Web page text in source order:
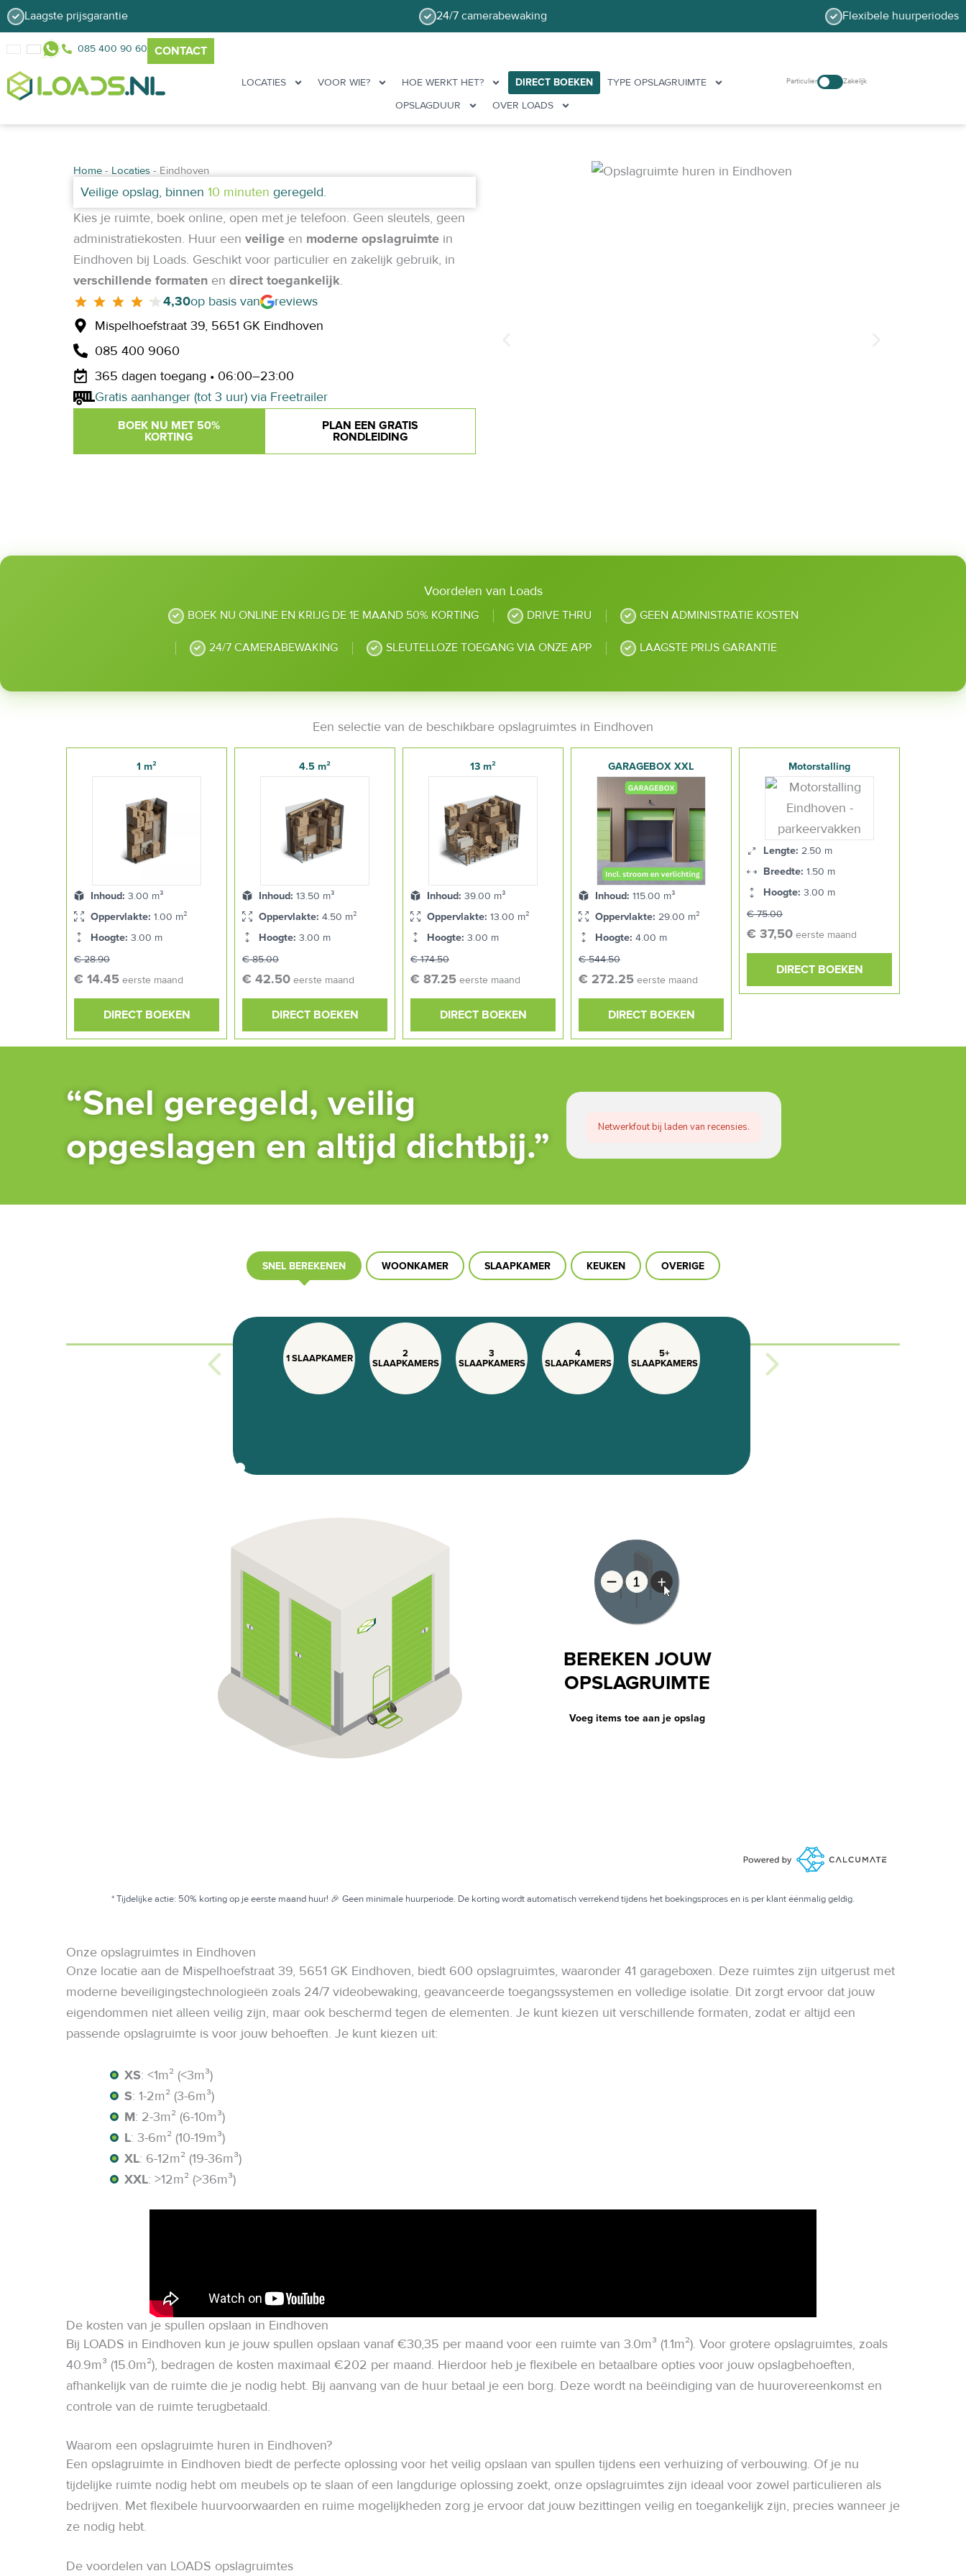
Ga
naar
inhoud
Laagste prijsgarantie 24/7 camerabewaking Flexibele huurperiodes
085 400 90 60 CONTACT
LOCATIES VOOR WIE? HOE WERKT HET? DIRECT BOEKEN
TYPE OPSLAGRUIMTE
OPSLAGDUUR
OVER LOADS
Particulier Zakelijk
Home - Locaties - Eindhoven
Veilige opslag, binnen 10 minuten geregeld.
Kies je ruimte, boek online, open met je telefoon. Geen sleutels, geen
administratiekosten. Huur een veilige en moderne opslagruimte in
Eindhoven bij Loads. Geschikt voor particulier en zakelijk gebruik, in
verschillende formaten en direct toegankelijk.
4,30op basis van
reviews
Mispelhoefstraat 39, 5651 GK Eindhoven
085 400 9060
365 dagen toegang • 06:00–23:00
Gratis aanhanger (tot 3 uur) via Freetrailer
BOEK NU MET 50%
KORTING
PLAN EEN GRATIS
RONDLEIDING
Voordelen van Loads
BOEK NU ONLINE EN KRIJG DE 1E MAAND 50% KORTING DRIVE THRU GEEN ADMINISTRATIE KOSTEN
24/7 CAMERABEWAKING SLEUTELLOZE TOEGANG VIA ONZE APP LAAGSTE PRIJS GARANTIE
Een selectie van de beschikbare opslagruimtes in Eindhoven
1 m²
Inhoud: 3.00 m³
Oppervlakte: 1.00 m²
Hoogte: 3.00 m
€ 28.90
€ 14.45 eerste maand
DIRECT BOEKEN
4.5 m²
Inhoud: 13.50 m³
Oppervlakte: 4.50 m²
Hoogte: 3.00 m
€ 85.00
€ 42.50 eerste maand
DIRECT BOEKEN
13 m²
Inhoud: 39.00 m³
Oppervlakte: 13.00 m²
Hoogte: 3.00 m
€ 174.50
€ 87.25 eerste maand
DIRECT BOEKEN
GARAGEBOX XXL
Inhoud: 115.00 m³
Oppervlakte: 29.00 m²
Hoogte: 4.00 m
€ 544.50
€ 272.25 eerste maand
DIRECT BOEKEN
Motorstalling
Lengte: 2.50 m
Breedte: 1.50 m
Hoogte: 3.00 m
€ 75.00
€ 37,50 eerste maand
DIRECT BOEKEN
“Snel geregeld, veilig
opgeslagen en altijd dichtbij.”
Netwerkfout bij laden van recensies.
SNEL BEREKENEN WOONKAMER SLAAPKAMER KEUKEN OVERIGE
1 SLAAPKAMER
2
SLAAPKAMERS
3
SLAAPKAMERS
4
SLAAPKAMERS
5+
SLAAPKAMERS
BEREKEN JOUW
OPSLAGRUIMTE
Voeg items toe aan je opslag
* Tijdelijke actie: 50% korting op je eerste maand huur! 🎉 Geen minimale huurperiode. De korting wordt automatisch verrekend tijdens het boekingsproces en is per klant éénmalig geldig.
Onze opslagruimtes in Eindhoven
Onze locatie aan de Mispelhoefstraat 39, 5651 GK Eindhoven, biedt 600 opslagruimtes, waaronder 41 garageboxen. Deze ruimtes zijn uitgerust met
moderne beveiligingstechnologieën zoals 24/7 videobewaking, geavanceerde toegangssystemen en volledige isolatie. Dit zorgt ervoor dat jouw
eigendommen niet alleen veilig zijn, maar ook beschermd tegen de elementen. Je kunt kiezen uit verschillende formaten, zodat er altijd een
passende opslagruimte is voor jouw behoeften. Je kunt kiezen uit:
XS: <1m² (<3m³)
S: 1-2m² (3-6m³)
M: 2-3m² (6-10m³)
L: 3-6m² (10-19m³)
XL: 6-12m² (19-36m³)
XXL: >12m² (>36m³)
De kosten van je spullen opslaan in Eindhoven
Bij LOADS in Eindhoven kun je jouw spullen opslaan vanaf €30,35 per maand voor een ruimte van 3.0m³ (1.1m²). Voor grotere opslagruimtes, zoals
40.9m³ (15.0m²), bedragen de kosten maximaal €202 per maand. Hierdoor heb je flexibele en betaalbare opties voor jouw opslagbehoeften,
afhankelijk van de ruimte die je nodig hebt. Bij aanvang van de huur betaal je een borg. Deze wordt na beëindiging van de huurovereenkomst en
controle van de ruimte terugbetaald.
Waarom een opslagruimte huren in Eindhoven?
Een opslagruimte in Eindhoven biedt de perfecte oplossing voor het veilig opslaan van spullen tijdens een verhuizing of verbouwing. Of je nu
tijdelijke ruimte nodig hebt om meubels op te slaan of een langdurige oplossing zoekt, onze opslagruimtes zijn ideaal voor zowel particulieren als
bedrijven. Met flexibele huurvoorwaarden en ruime mogelijkheden zorg je ervoor dat jouw bezittingen veilig en toegankelijk zijn, precies wanneer je
ze nodig hebt.
De voordelen van LOADS opslagruimtes